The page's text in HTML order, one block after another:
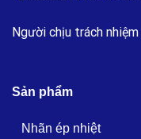
Người chịu trách
Sản phẩm
Nhãn ép nhiệt